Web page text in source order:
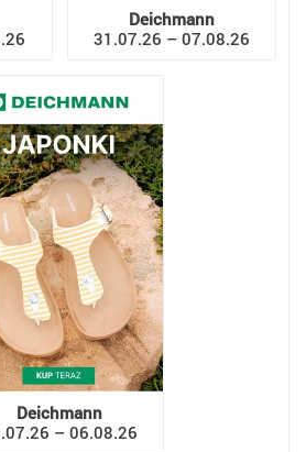
Deichmann
31.07.26 – 07.08.26
Deichmann
– 06.08.26